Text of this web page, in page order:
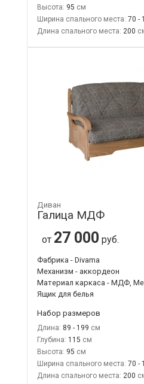
Высота: 95
Ширина спального места: 70 -
Длина спального места: 200
Диван
Галица МДФ
от 27 000 руб.
Фабрика - Divama
Механизм - аккордеон
Материал каркаса - МДФ,
Ящик для белья
Набор размеров
Длина: 89 - 199
Глубина: 115
Высота: 95
Ширина спального места: 70 -
Длина спального места: 200